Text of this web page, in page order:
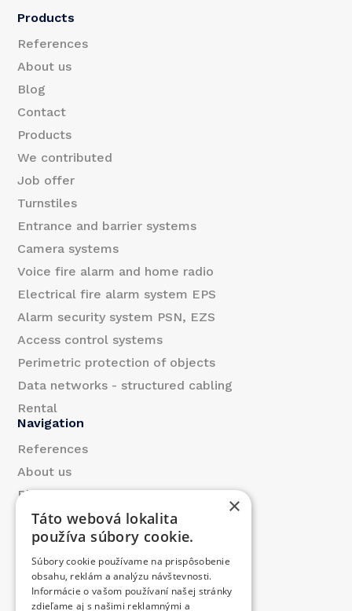
E
m
a
i
l
E
m
a
i
l
Products
References
About us
Blog
Contact
Products
We contributed
Job offer
Turnstiles
Entrance and barrier systems
Camera systems
Voice fire alarm and home radio
Electrical fire alarm system EPS
Alarm security system PSN, EZS
Access control systems
Perimetric protection of objects
Data networks - structured cabling
Rental
Navigation
References
About us
Blog
Contact
Products
We contributed
Job offer
Contact
×
Táto webová lokalita
používa súbory cookie.
Súbory cookie používame na prispôsobenie
obsahu, reklám a analýzu návštevnosti.
Informácie o vašom používaní našej stránky
zdieľame aj s našimi reklamnými a